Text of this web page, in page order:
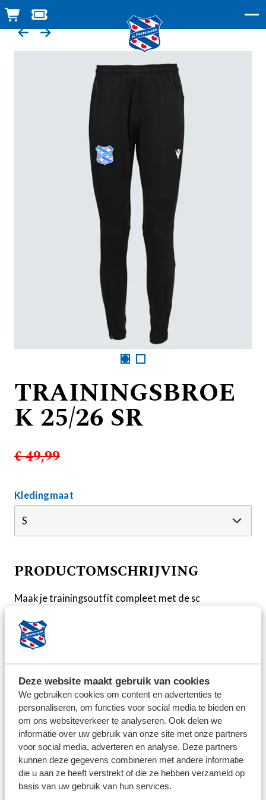
Deze website maakt gebruik van cookies
We gebruiken cookies om content en advertenties te
personaliseren, om functies voor social media te bieden en
om ons websiteverkeer te analyseren. Ook delen we
informatie over uw gebruik van onze site met onze partners
voor social media, adverteren en analyse. Deze partners
kunnen deze gegevens combineren met andere informatie
die u aan ze heeft verstrekt of die ze hebben verzameld op
basis van uw gebruik van hun services.
WINKELWAGEN
TICKETSHOP
TRAININGSBROE
K 25/26 SR
€ 49,99
Kledingmaat
PRODUCTOMSCHRIJVING
Maak je trainingsoutfit compleet met de sc
stijlvolle broek heeft een eenvoudige maar sportieve
look en combineert perfect met het trainingsshirt en
voor optimaal draagcomfort, zowel op het veld als
daarbuiten.
BEZORG INFORMATIE
We streven ernaar om de bestelde producten binnen 5
werkdagen op te sturen. Uitzonderingen zijn per
product aangegeven. Voor het retourneren van
artikelen kunt u contact opnemen via: feanstore@sc-